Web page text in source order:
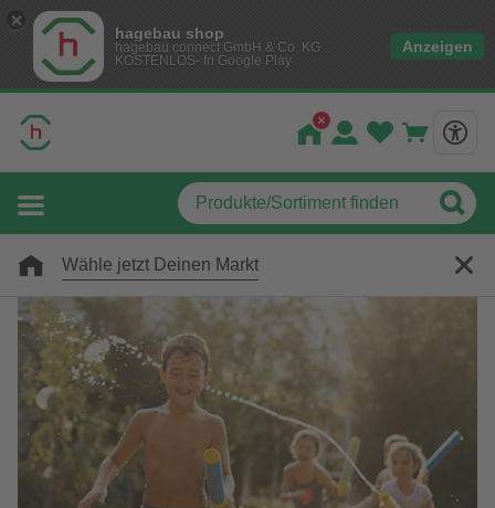
hagebau shop
hagebau connect GmbH & Co. KG
KOSTENLOS- In Google Play
Anzeigen
Wähle jetzt Deinen Markt